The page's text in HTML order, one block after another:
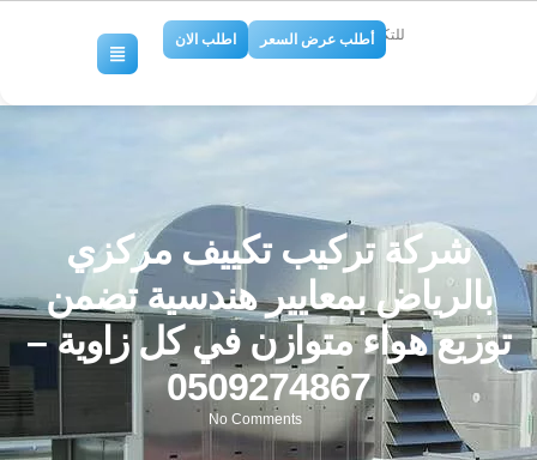
للتكييف والتبريد
أطلب عرض السعر اطلب الان
شركة تركيب تكييف مركزي
بالرياض بمعايير هندسية تضمن
توزيع هواء متوازن في كل زاوية –
0509274867
No Comments